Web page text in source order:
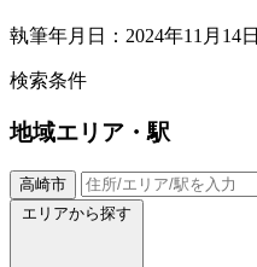
執筆年月日：2024年11月14日
検索条件
地域エリア・駅
高崎市
エリアから探す